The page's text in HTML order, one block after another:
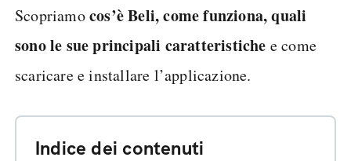
Scopriamocos’è Beli, come funziona, quali
sono le sue principali caratteristiche e come
scaricare e installare l’applicazione.
Indice dei contenuti